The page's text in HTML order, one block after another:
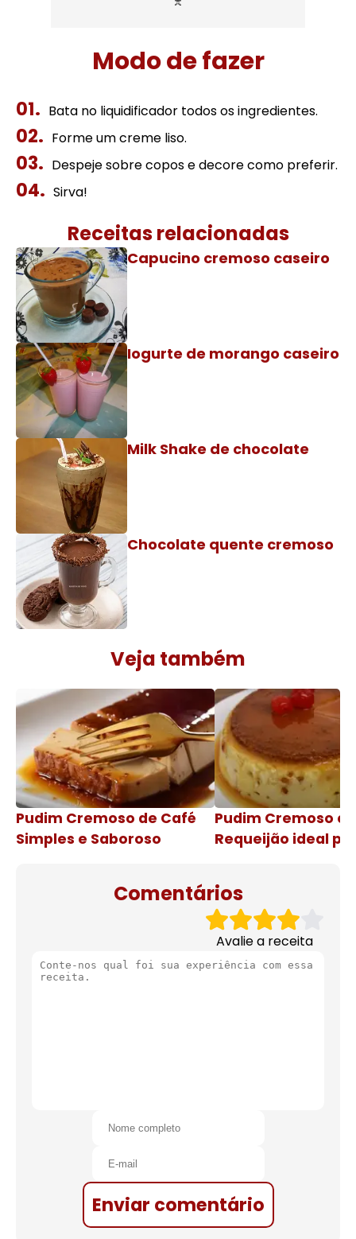
Modo de fazer
Bata no liquidificador todos os ingredientes.
Forme um creme liso.
Despeje sobre copos e decore como preferir.
Sirva!
Receitas relacionadas
Capucino cremoso caseiro
Iogurte de morango caseiro
Milk Shake de chocolate
Chocolate quente cremoso
Veja também
Pudim Cremoso de Café
Simples e Saboroso
Pudim Cremoso
Requeijão ideal
Comentários
Avalie a receita
Enviar comentário